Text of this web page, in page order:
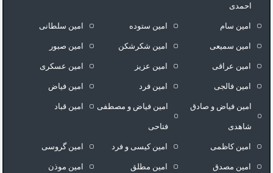
احمدی
امین سام امین ستوده امین سلطانی
امین سمیعی امین شکرشکن امین صبور
امین عراقی امین عزیز امین عسکری
امین فالجی امین فرد امین فیاض
امین فیاض و صادق
شاهدی
امین فیاض و مصطفی
فتاحی
امین قباد
امین کاظمی امین کیسی و فرد امین گروسی
امین مصدق امین مطلق امین موذن